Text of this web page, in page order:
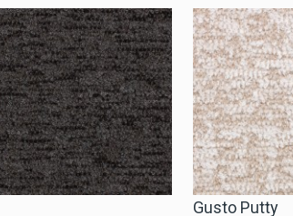
Gusto Putty